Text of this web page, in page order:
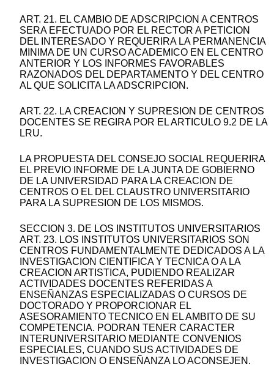
ART. 21. EL CAMBIO DE ADSCRIPCION A CENTROS
SERA EFECTUADO POR EL RECTOR A PETICION
DEL INTERESADO Y REQUERIRA LA PERMANENCIA
MINIMA DE UN CURSO ACADEMICO EN EL CENTRO
ANTERIOR Y LOS INFORMES FAVORABLES
RAZONADOS DEL DEPARTAMENTO Y DEL CENTRO
AL QUE SOLICITA LA ADSCRIPCION.
ART. 22. LA CREACION Y SUPRESION DE CENTROS
DOCENTES SE REGIRA POR EL ARTICULO 9.2 DE LA
LRU.
LA PROPUESTA DEL CONSEJO SOCIAL REQUERIRA
EL PREVIO INFORME DE LA JUNTA DE GOBIERNO
DE LA UNIVERSIDAD PARA LA CREACION DE
CENTROS O EL DEL CLAUSTRO UNIVERSITARIO
PARA LA SUPRESION DE LOS MISMOS.
SECCION 3. DE LOS INSTITUTOS UNIVERSITARIOS
ART. 23. LOS INSTITUTOS UNIVERSITARIOS SON
CENTROS FUNDAMENTALMENTE DEDICADOS A LA
INVESTIGACION CIENTIFICA Y TECNICA O A LA
CREACION ARTISTICA, PUDIENDO REALIZAR
ACTIVIDADES DOCENTES REFERIDAS A
ENSEÑANZAS ESPECIALIZADAS O CURSOS DE
DOCTORADO Y PROPORCIONAR EL
ASESORAMIENTO TECNICO EN EL AMBITO DE SU
COMPETENCIA. PODRAN TENER CARACTER
INTERUNIVERSITARIO MEDIANTE CONVENIOS
ESPECIALES, CUANDO SUS ACTIVIDADES DE
INVESTIGACION O ENSEÑANZA LO ACONSEJEN.